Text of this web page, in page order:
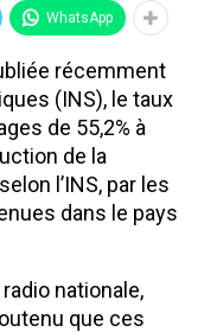
WhatsApp
récemment
(INS), le taux
de 55,2% à
de la
l’INS, par les
dans le pays
nationale,
que ces